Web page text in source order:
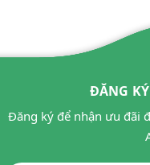
ĐĂNG
Đăng ký để nhận ưu đãi